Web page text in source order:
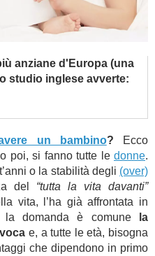
anziane d'Europa (una
studio inglese avverte:
un bambino? Ecco
poi, si fanno tutte ledonne.
o la stabilità degli (over)
del “tutta la vita davanti”
vita, l’ha già affrontata in
la domanda è comune
la
e, a tutte le età, bisogna
che dipendono in primo